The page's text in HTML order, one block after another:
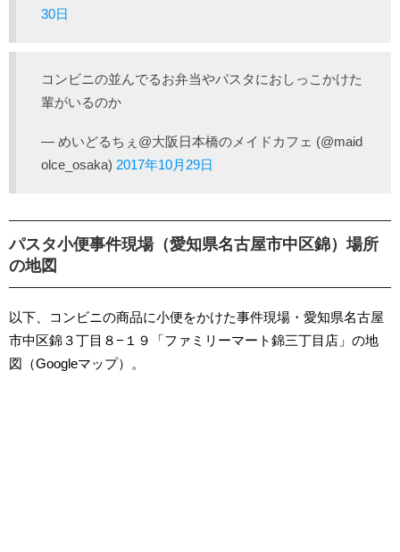
30日
コンビニの並んでるお弁当やパスタにおしっこかけた
輩がいるのか
— めいどるちぇ@大阪日本橋のメイドカフェ (@maid
olce_osaka) 2017年10月29日
パスタ小便事件現場（愛知県名古屋市中区錦）場所
の地図
以下、コンビニの商品に小便をかけた事件現場・愛知県名古屋
市中区錦３丁目８−１９「ファミリーマート錦三丁目店」の地
図（Googleマップ）。